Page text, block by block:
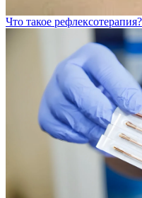
Что такое рефлексотерапия?